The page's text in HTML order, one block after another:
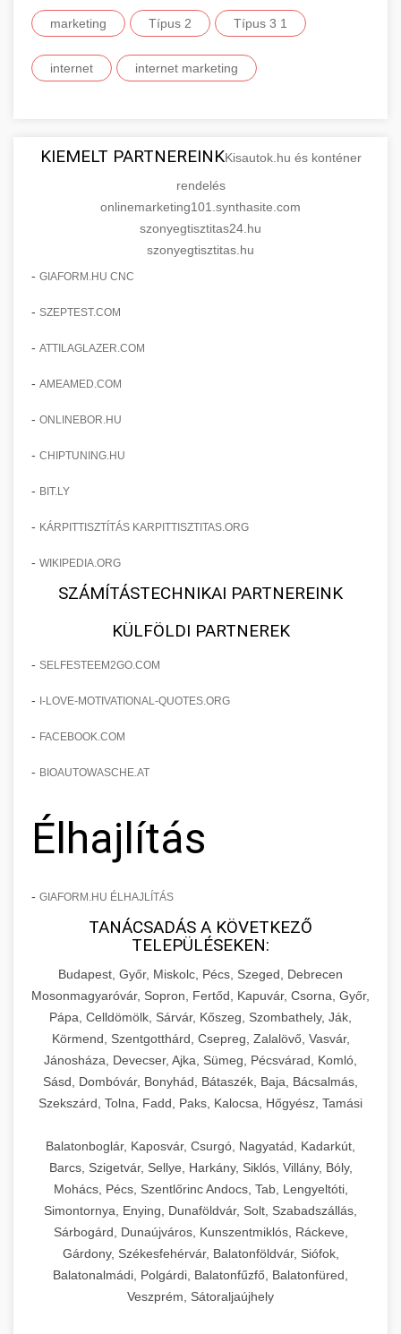
marketing Típus 2 Típus 3 1
internet internet marketing
KIEMELT PARTNEREINKKisautok.hu és konténer
rendelés
onlinemarketing101.synthasite.com
szonyegtisztitas24.hu
szonyegtisztitas.hu
- GIAFORM.HU CNC
- SZEPTEST.COM
- ATTILAGLAZER.COM
- AMEAMED.COM
- ONLINEBOR.HU
- CHIPTUNING.HU
- BIT.LY
- KÁRPITTISZTÍTÁS KARPITTISZTITAS.ORG
- WIKIPEDIA.ORG
SZÁMÍTÁSTECHNIKAI PARTNEREINK
KÜLFÖLDI PARTNEREK
- SELFESTEEM2GO.COM
- I-LOVE-MOTIVATIONAL-QUOTES.ORG
- FACEBOOK.COM
- BIOAUTOWASCHE.AT
Élhajlítás
- GIAFORM.HU ÉLHAJLÍTÁS
TANÁCSADÁS A KÖVETKEZŐ
TELEPÜLÉSEKEN:
Budapest, Győr, Miskolc, Pécs, Szeged, Debrecen
Mosonmagyaróvár, Sopron, Fertőd, Kapuvár, Csorna, Győr,
Pápa, Celldömölk, Sárvár, Kőszeg, Szombathely, Ják,
Körmend, Szentgotthárd, Csepreg, Zalalövő, Vasvár,
Jánosháza, Devecser, Ajka, Sümeg, Pécsvárad, Komló,
Sásd, Dombóvár, Bonyhád, Bátaszék, Baja, Bácsalmás,
Szekszárd, Tolna, Fadd, Paks, Kalocsa, Hőgyész, Tamási
Balatonboglár, Kaposvár, Csurgó, Nagyatád, Kadarkút,
Barcs, Szigetvár, Sellye, Harkány, Siklós, Villány, Bóly,
Mohács, Pécs, Szentlőrinc Andocs, Tab, Lengyeltóti,
Simontornya, Enying, Dunaföldvár, Solt, Szabadszállás,
Sárbogárd, Dunaújváros, Kunszentmiklós, Ráckeve,
Gárdony, Székesfehérvár, Balatonföldvár, Siófok,
Balatonalmádi, Polgárdi, Balatonfűzfő, Balatonfüred,
Veszprém, Sátoraljaújhely